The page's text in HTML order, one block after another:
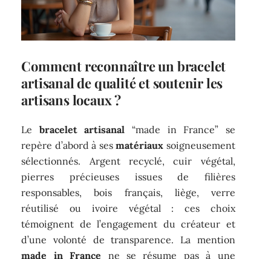
Comment reconnaître un bracelet
artisanal de qualité et soutenir les
artisans locaux ?
Le bracelet artisanal “made in France” se
repère d’abord à sesmatériaux soigneusement
sélectionnés. Argent recyclé, cuir végétal,
pierres précieuses issues de filières
responsables, bois français, liège, verre
réutilisé ou ivoire végétal : ces choix
témoignent de l’engagement du créateur et
d’une volonté de transparence. La mention
made in France ne se résume pas à une